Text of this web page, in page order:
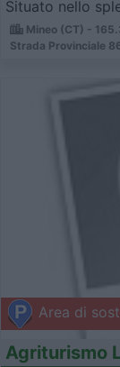
Situato nello
Mineo (CT) -
Strada Provinciale
Area di
Agriturismo